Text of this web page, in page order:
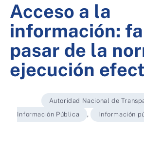
Acceso a la
información:
pasar de la
ejecución
Autoridad Nacional de
Información Pública
, Información